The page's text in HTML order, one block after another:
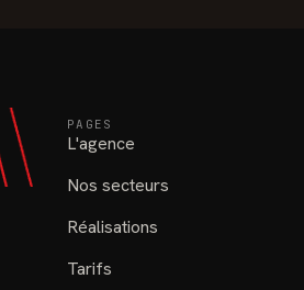
PAGES
L'agence
Nos secteurs
Réalisations
Tarifs